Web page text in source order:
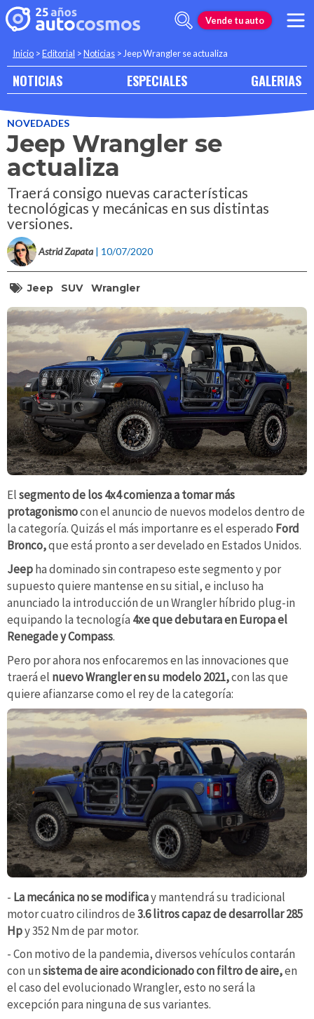
Vende tu auto
Inicio >Editorial >Noticias >Jeep Wrangler se actualiza
NOTICIAS ESPECIALES GALERIAS
NOVEDADES
Jeep Wrangler se
actualiza
Traerá consigo nuevas características
tecnológicas y mecánicas en sus distintas
versiones.
Astrid Zapata | 10/07/2020
Jeep SUV Wrangler
Elsegmento de los 4x4 comienza a tomar más
protagonismocon el anuncio de nuevos modelos dentro de
la categoría. Quizás el más importanre es el esperado Ford
Bronco,que está pronto a ser develado en Estados Unidos.
Jeepha dominado sin contrapeso este segmento y por
supuesto quiere mantense en su sitial, e incluso ha
anunciado la introducción de un Wrangler híbrido plug-in
equipando la tecnología 4xe que debutara en Europa el
Renegade y Compass.
Pero por ahora nos enfocaremos en las innovaciones que
traerá el nuevo Wrangler en su modelo 2021,con las que
quiere afianzarse como el rey de la categoría:
- La mecánica no se modificay mantendrá su tradicional
motor cuatro cilindros de3.6 litros capaz de desarrollar 285
Hpy 352 Nm de par motor.
- Con motivo de la pandemia, diversos vehículos contarán
con unsistema de aire acondicionado con filtro de aire,en
el caso del evolucionado Wrangler, esto no será la
excepción para ninguna de sus variantes.